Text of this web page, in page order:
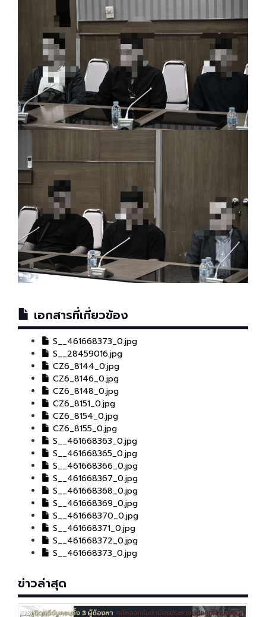
เอกสารที่เกี่ยวข้อง
S__461668373_0.jpg
S__28459016.jpg
CZ6_8144_0.jpg
CZ6_8146_0.jpg
CZ6_8148_0.jpg
CZ6_8151_0.jpg
CZ6_8154_0.jpg
CZ6_8155_0.jpg
S__461668363_0.jpg
S__461668365_0.jpg
S__461668366_0.jpg
S__461668367_0.jpg
S__461668368_0.jpg
S__461668369_0.jpg
S__461668370_0.jpg
S__461668371_0.jpg
S__461668372_0.jpg
S__461668373_0.jpg
ข่าวล่าสุด